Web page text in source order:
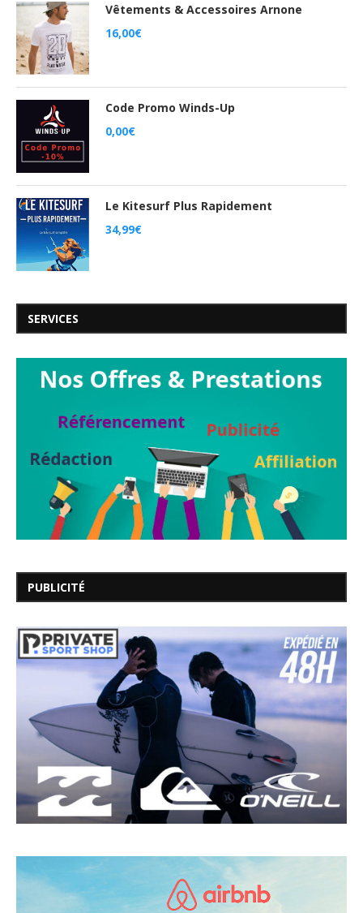
Vêtements & Accessoires Arnone
16,00€
Code Promo Winds-Up
0,00€
Le Kitesurf Plus Rapidement
34,99€
SERVICES
PUBLICITÉ